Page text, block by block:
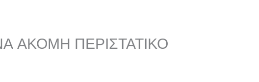
ΑΚΟΜΗ ΠΕΡΙΣΤΑΤΙΚΟ